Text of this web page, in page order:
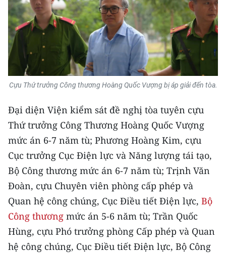
Media Pháp luật
Media Du lịch
Media Thế giới
Media Thể thao
Media Y tế
Media Khoa học - Công nghệ
Media Môi trường
Ảnh
Infographic
TIN MỚI
Cựu Thứ trưởng Công thương Hoàng Quốc Vượng bị áp giải đến tòa.
Đại diện Viện kiểm sát đề nghị tòa tuyên cựu
Thứ trưởng Công Thương Hoàng Quốc Vượng
mức án 6-7 năm tù; Phương Hoàng Kim, cựu
Cục trưởng Cục Điện lực và Năng lượng tái tạo,
Bộ Công thương mức án 6-7 năm tù; Trịnh Văn
Đoàn, cựu Chuyên viên phòng cấp phép và
Quan hệ công chúng, Cục Điều tiết Điện lực, Bộ
Công thương mức án 5-6 năm tù; Trần Quốc
Hùng, cựu Phó trưởng phòng Cấp phép và Quan
hệ công chúng, Cục Điều tiết Điện lực, Bộ Công